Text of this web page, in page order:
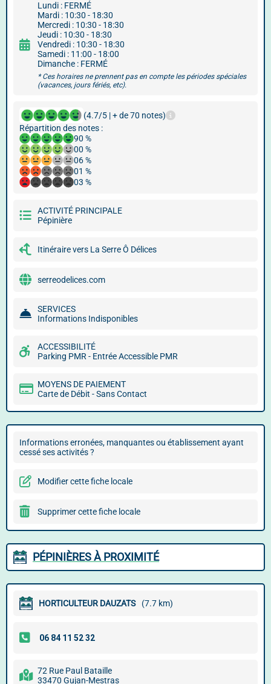
Lundi : FERMÉ
Mardi : 10:30 - 18:30
Mercredi : 10:30 - 18:30
Jeudi : 10:30 - 18:30
Vendredi : 10:30 - 18:30
Samedi : 11:00 - 18:00
Dimanche : FERMÉ
* Ces horaires ne prennent pas en compte les périodes spéciales
(vacances, jours fériés, etc).
(4.7/5 | + de 70 notes)
Répartition des notes :
90 %
00 %
06 %
01 %
03 %
ACTIVITÉ PRINCIPALE
Pépinière
Itinéraire vers La Serre Ô Délices
serreodelices.com
SERVICES
Informations Indisponibles
ACCESSIBILITÉ
Parking PMR - Entrée Accessible PMR
MOYENS DE PAIEMENT
Carte de Débit - Sans Contact
Informations erronées, manquantes ou établissement ayant
cessé ses activités ?
Modifier cette fiche locale
Supprimer cette fiche locale
PÉPINIÈRES À PROXIMITÉ
HORTICULTEUR DAUZATS (7.7 km)
72 Rue Paul Bataille
33470 Gujan-Mestras